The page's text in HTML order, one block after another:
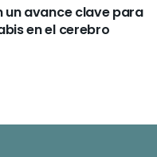
un avance clave para
en el cerebro